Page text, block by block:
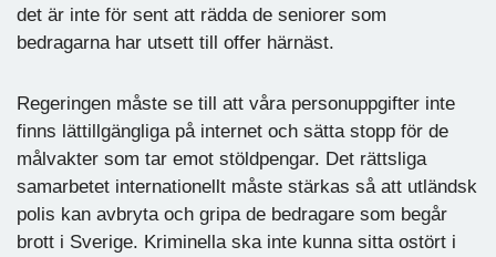
det är inte för sent att rädda de seniorer som
bedragarna har utsett till offer härnäst.
Regeringen måste se till att våra personuppgifter inte
finns lättillgängliga på internet och sätta stopp för de
målvakter som tar emot stöldpengar. Det rättsliga
samarbetet internationellt måste stärkas så att utländsk
polis kan avbryta och gripa de bedragare som begår
brott i Sverige. Kriminella ska inte kunna sitta ostört i